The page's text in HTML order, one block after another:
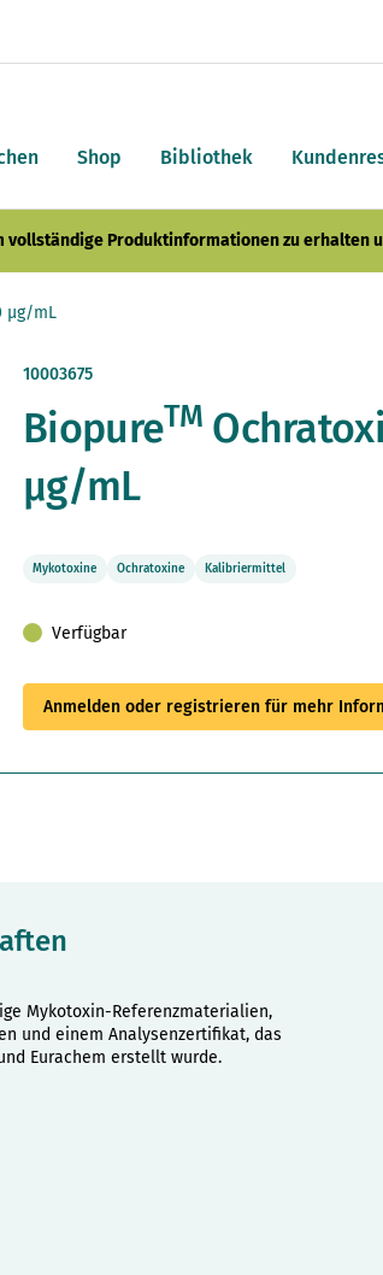
Shop Bibliothek
vollständige Produktinformationen zu erhalten
µg/mL
10003675
BiopureTM
µg/mL
Mykotoxine Ochratoxine Kalibriermittel
Verfügbar
Anmelden oder registrieren für mehr
Mykotoxin-Referenzmaterialien,
und einem Analysenzertifikat, das
Eurachem erstellt wurde.